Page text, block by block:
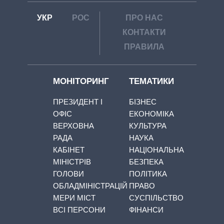
УКР РОС
ПРО НАС
КОНТАКТИ
ПРАВИЛА
МОНІТОРИНГ
ПРЕЗИДЕНТ І
ОФІС
ВЕРХОВНА
РАДА
КАБІНЕТ
МІНІСТРІВ
ГОЛОВИ
ОБЛАДМІНІСТРАЦІЙ
МЕРИ МІСТ
ВСІ ПЕРСОНИ
ТЕМАТИКИ
БІЗНЕС
ЕКОНОМІКА
КУЛЬТУРА
НАУКА
НАЦІОНАЛЬНА
БЕЗПЕКА
ПОЛІТИКА
ПРАВО
СУСПІЛЬСТВО
ФІНАНСИ